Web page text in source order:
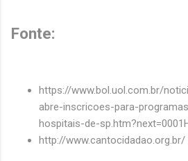
Fonte:
https://www.bol.uol.com.br/
abre-inscricoes-para-
hospitais-de-
http://www.cantocidadao.org.br/